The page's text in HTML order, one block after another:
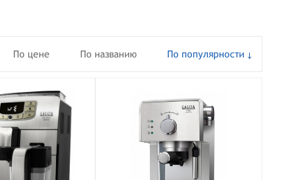
По цене По названию По популярности